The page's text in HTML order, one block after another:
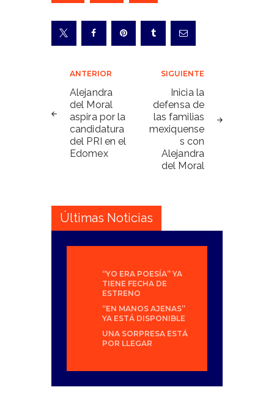
Navegación
de
entradas
ANTERIOR
Alejandra
del Moral
aspira por la
candidatura
del PRI en el
Edomex
SIGUIENTE
Inicia la
defensa de
las familias
mexiquense
s con
Alejandra
del Moral
Últimas Noticias
“YO ERA POESÍA” YA
TIENE FECHA DE
ESTRENO
“EN MANOS AJENAS”
YA ESTÁ DISPONIBLE
UNA SORPRESA ESTÁ
POR LLEGAR